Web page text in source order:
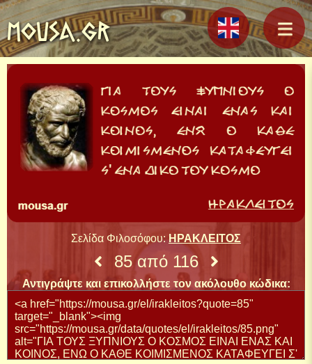
MOUSA.GR
Σελίδα Φιλοσόφου:ΗΡΑΚΛΕΙΤΟΣ
85 από 116
Αντιγράψτε και επικολλήστε τον ακόλουθο κώδικα: